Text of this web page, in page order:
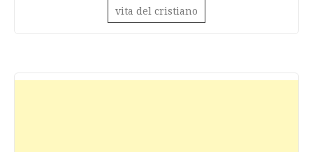
vita del cristiano